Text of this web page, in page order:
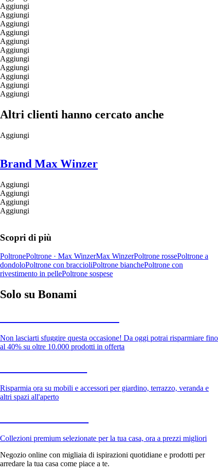
Aggiungi
Aggiungi
Aggiungi
Aggiungi
Aggiungi
Aggiungi
Aggiungi
Aggiungi
Aggiungi
Aggiungi
Aggiungi
Altri clienti hanno cercato anche
Aggiungi
Brand Max Winzer
Aggiungi
Aggiungi
Aggiungi
Aggiungi
Scopri di più
PoltronePoltrone · Max WinzerMax WinzerPoltrone rossePoltrone a
dondoloPoltrone con braccioliPoltrone bianchePoltrone con
rivestimento in pellePoltrone sospese
Solo su Bonami
Non lasciarti sfuggire questa occasione! Da oggi potrai risparmiare fino
al 40% su oltre 10.000 prodotti in offerta
Risparmia ora su mobili e accessori per giardino, terrazzo, veranda e
altri spazi all'aperto
Collezioni premium selezionate per la tua casa, ora a prezzi migliori
Negozio online con migliaia di ispirazioni quotidiane e prodotti per
arredare la tua casa come piace a te.